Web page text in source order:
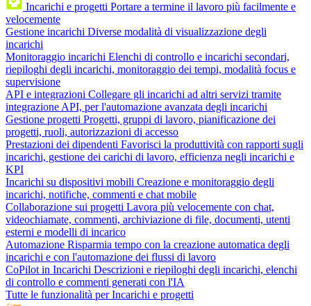
Incarichi e progetti Portare a termine il lavoro più facilmente e
velocemente
Gestione incarichi Diverse modalità di visualizzazione degli
incarichi
Monitoraggio incarichi Elenchi di controllo e incarichi secondari,
riepiloghi degli incarichi, monitoraggio dei tempi, modalità focus e
supervisione
API e integrazioni Collegare gli incarichi ad altri servizi tramite
integrazione API, per l'automazione avanzata degli incarichi
Gestione progetti Progetti, gruppi di lavoro, pianificazione dei
progetti, ruoli, autorizzazioni di accesso
Prestazioni dei dipendenti Favorisci la produttività con rapporti sugli
incarichi, gestione dei carichi di lavoro, efficienza negli incarichi e
KPI
Incarichi su dispositivi mobili Creazione e monitoraggio degli
incarichi, notifiche, commenti e chat mobile
Collaborazione sui progetti Lavora più velocemente con chat,
videochiamate, commenti, archiviazione di file, documenti, utenti
esterni e modelli di incarico
Automazione Risparmia tempo con la creazione automatica degli
incarichi e con l'automazione dei flussi di lavoro
CoPilot in Incarichi Descrizioni e riepiloghi degli incarichi, elenchi
di controllo e commenti generati con l'IA
Tutte le funzionalità per Incarichi e progetti